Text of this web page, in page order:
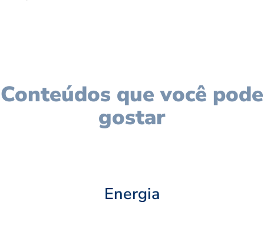
Conteúdos que você pode
gostar
Energia